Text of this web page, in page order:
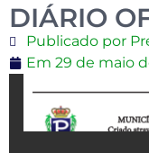
DIÁRIO
Publicado por
Em 29 de maio